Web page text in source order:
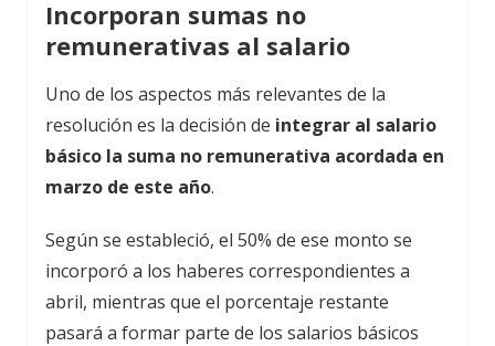
Incorporan sumas no
remunerativas al salario
Uno de los aspectos más relevantes de la
resolución es la decisión de integrar al salario
básico la suma no remunerativa acordada en
marzo de este año.
Según se estableció, el 50% de ese monto se
incorporó a los haberes correspondientes a
abril, mientras que el porcentaje restante
pasará a formar parte de los salarios básicos